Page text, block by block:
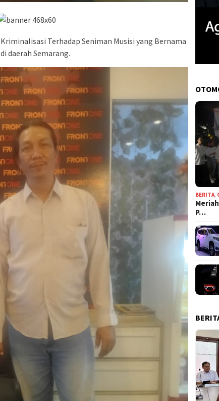
Terhadap Seniman Musisi yang Bernama
daerah Semarang.
BERITA,
P…